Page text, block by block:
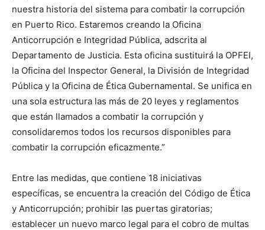
nuestra historia del sistema para combatir la corrupción
en Puerto Rico. Estaremos creando la Oficina
Anticorrupción e Integridad Pública, adscrita al
Departamento de Justicia. Esta oficina sustituirá la OPFEI,
la Oficina del Inspector General, la División de Integridad
Pública y la Oficina de Ética Gubernamental. Se unifica en
una sola estructura las más de 20 leyes y reglamentos
que están llamados a combatir la corrupción y
consolidaremos todos los recursos disponibles para
combatir la corrupción eficazmente.”
Entre las medidas, que contiene 18 iniciativas
específicas, se encuentra la creación del Código de Ética
y Anticorrupción; prohibir las puertas giratorias;
establecer un nuevo marco legal para el cobro de multas